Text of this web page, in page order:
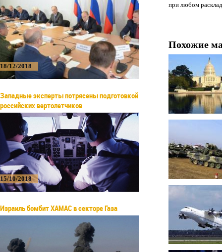
18/12/2018
Западные эксперты потрясены подготовкой
российских вертолетчиков
15/10/2018
Израиль бомбит ХАМАС в секторе Газа
при любом
Похожие